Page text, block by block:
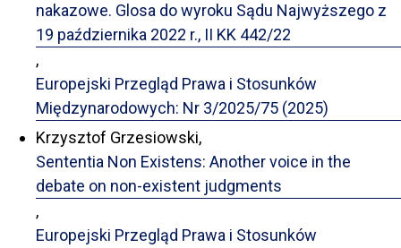
nakazowe. Glosa do wyroku Sądu Najwyższego z
19 października 2022 r., II KK 442/22
,
Europejski Przegląd Prawa i Stosunków
Międzynarodowych: Nr 3/2025/75 (2025)
Krzysztof Grzesiowski,
Sententia Non Existens: Another voice in the
debate on non-existent judgments
,
Europejski Przegląd Prawa i Stosunków